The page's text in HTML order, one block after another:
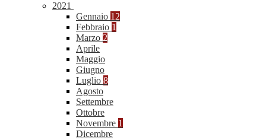
2021
Gennaio 12
Febbraio 1
Marzo 2
Aprile
Maggio
Giugno
Luglio 8
Agosto
Settembre
Ottobre
Novembre 1
Dicembre